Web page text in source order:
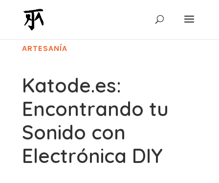
ARTESANÍA
Katode.es:
Encontrando tu
Sonido con
Electrónica DIY